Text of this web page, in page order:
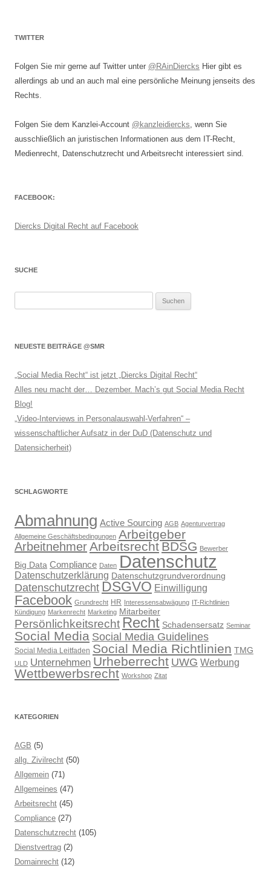
TWITTER
Folgen Sie mir gerne auf Twitter unter @RAinDiercks Hier gibt es
allerdings ab und an auch mal eine persönliche Meinung jenseits des
Rechts.
Folgen Sie dem Kanzlei-Account @kanzleidiercks, wenn Sie
ausschließlich an juristischen Informationen aus dem IT-Recht,
Medienrecht, Datenschutzrecht und Arbeitsrecht interessiert sind.
FACEBOOK:
Diercks Digital Recht auf Facebook
SUCHE
NEUESTE BEITRÄGE @SMR
„Social Media Recht“ ist jetzt „Diercks Digital Recht“
Alles neu macht der… Dezember. Mach’s gut Social Media Recht
Blog!
„Video-Interviews in Personalauswahl-Verfahren“ –
wissenschaftlicher Aufsatz in der DuD (Datenschutz und
Datensicherheit)
SCHLAGWORTE
Abmahnung Active Sourcing AGB Agenturvertrag
Allgemeine Geschäftsbedingungen Arbeitgeber
ArbeitnehmerArbeitsrecht BDSG Bewerber
Big Data Compliance Daten Datenschutz
Datenschutzerklärung Datenschutzgrundverordnung
Datenschutzrecht DSGVO Einwilligung
Facebook Grundrecht HR Interessensabwägung IT-Richtlinien
Kündigung Markenrecht Marketing Mitarbeiter
Persönlichkeitsrecht Recht Schadensersatz Seminar
Social Media Social Media Guidelines
Social Media Leitfaden Social Media Richtlinien TMG
ULD Unternehmen Urheberrecht UWG Werbung
Wettbewerbsrecht Workshop Zitat
KATEGORIEN
AGB (5)
allg. Zivilrecht (50)
Allgemein (71)
Allgemeines (47)
Arbeitsrecht (45)
Compliance (27)
Datenschutzrecht (105)
Dienstvertrag (2)
Domainrecht (12)